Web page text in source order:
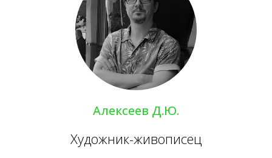
Алексеев Д.Ю.
Художник-живописец